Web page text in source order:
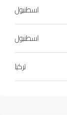
اسطنبول
اسطنبول
تركيا